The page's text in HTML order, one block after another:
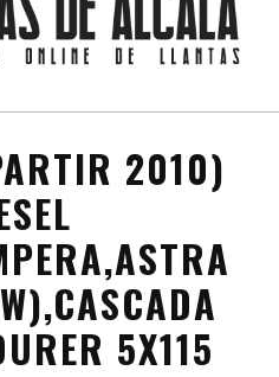
2010)
5X115